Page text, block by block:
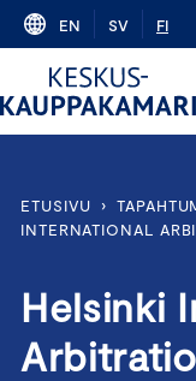
Skip
content
EN SV FI
ETUSIVU ›
INTERNATIONAL
Helsinki